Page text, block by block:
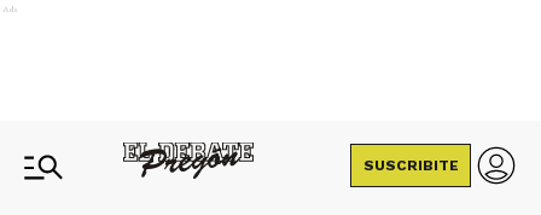
Ads
SUSCRIBITE